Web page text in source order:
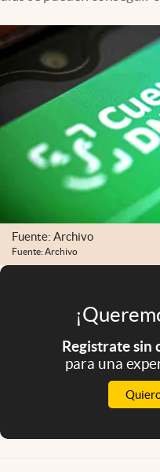
Clima
Mundial 2026
Eventos Corporativos
El Cronista Studio
Argentina
Fuente: Archivo
Fuente: Archivo
Registrate sin
para una